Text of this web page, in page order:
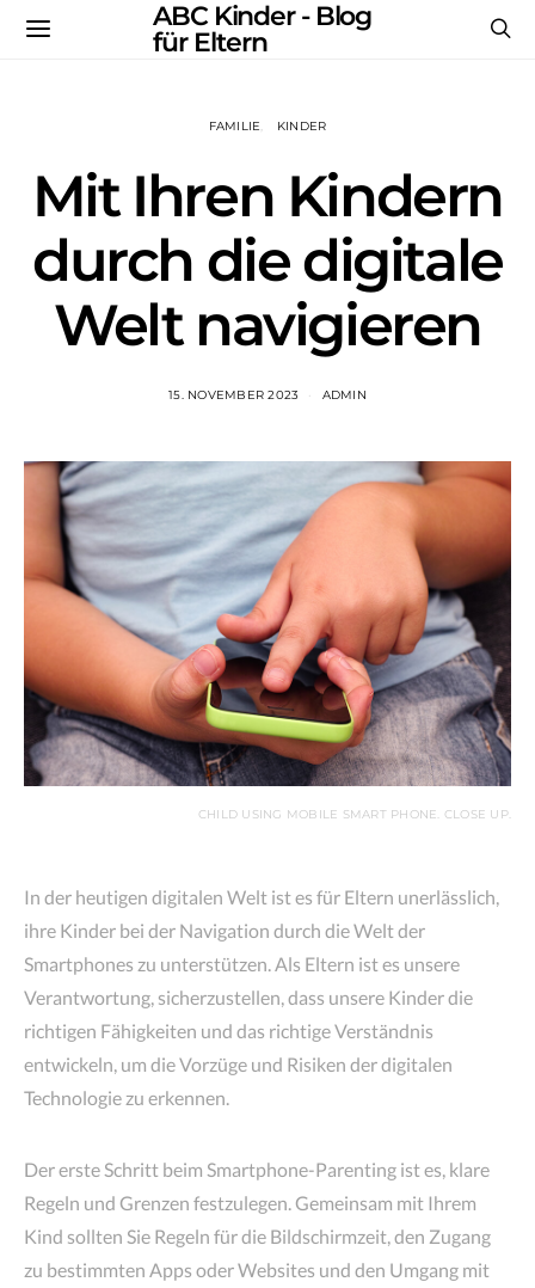
ABC Kinder - Blog
für Eltern
FAMILIE KINDER
Mit Ihren Kindern
durch die digitale
Welt navigieren
15. NOVEMBER 2023 ADMIN
CHILD USING MOBILE SMART PHONE. CLOSE UP.
In der heutigen digitalen Welt ist es für Eltern unerlässlich,
ihre Kinder bei der Navigation durch die Welt der
Smartphones zu unterstützen. Als Eltern ist es unsere
Verantwortung, sicherzustellen, dass unsere Kinder die
richtigen Fähigkeiten und das richtige Verständnis
entwickeln, um die Vorzüge und Risiken der digitalen
Technologie zu erkennen.
Der erste Schritt beim Smartphone-Parenting ist es, klare
Regeln und Grenzen festzulegen. Gemeinsam mit Ihrem
Kind sollten Sie Regeln für die Bildschirmzeit, den Zugang
zu bestimmten Apps oder Websites und den Umgang mit